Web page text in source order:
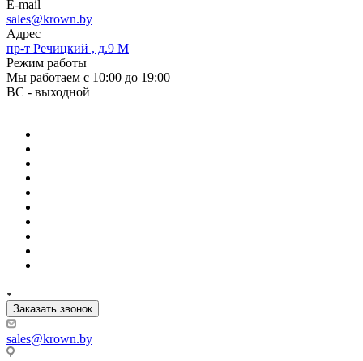
E-mail
sales@krown.by
Адрес
пр-т Речицкий , д.9 М
Режим работы
Мы работаем с 10:00 до 19:00
ВС - выходной
Заказать звонок
sales@krown.by